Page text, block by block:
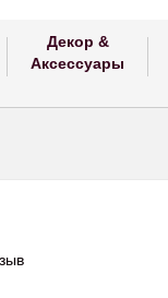
Декор &
Аксессуары